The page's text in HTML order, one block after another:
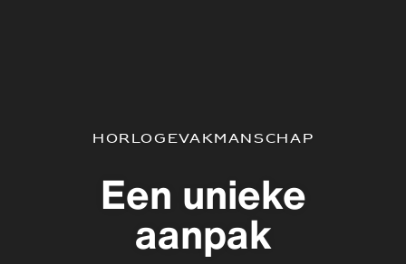
Horloge­vakmanschap
Een unieke
aanpak